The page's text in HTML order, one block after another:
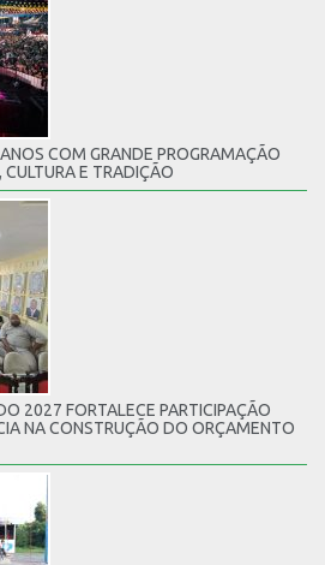
COM GRANDE PROGRAMAÇÃO
CULTURA E TRADIÇÃO
2027 FORTALECE PARTICIPAÇÃO
NA CONSTRUÇÃO DO ORÇAMENTO